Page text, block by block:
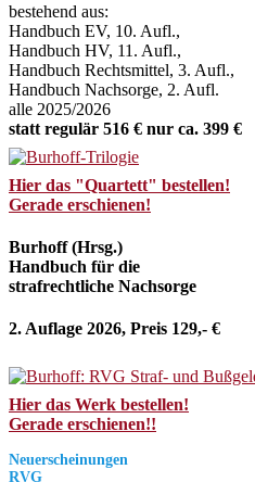
bestehend aus:
Handbuch EV, 10. Aufl.,
Handbuch HV, 11. Aufl.,
Handbuch Rechtsmittel, 3. Aufl.,
Handbuch Nachsorge, 2. Aufl.
alle 2025/2026
statt regulär 516 € nur ca. 399 €
Hier das "Quartett" bestellen!
Gerade erschienen!
Burhoff (Hrsg.)
Handbuch für die
strafrechtliche Nachsorge
2. Auflage 2026, Preis 129,- €
Hier das Werk bestellen!
Gerade erschienen!!
Neuerscheinungen
RVG